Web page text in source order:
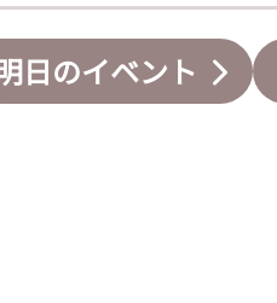
日のイベント